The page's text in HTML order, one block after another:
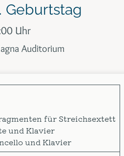
Geburtstag
Uhr
Auditorium
für Streichsextett
und Klavier
und Klavier